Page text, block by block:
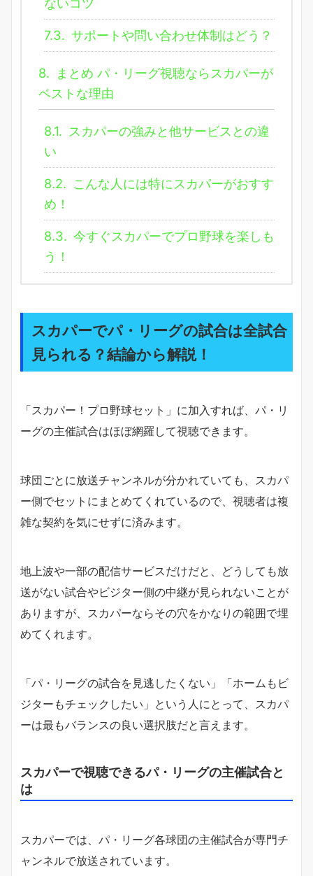
7.3. サポートや問い合わせ体制はどう？
8.
まとめ パ・リーグ視聴ならスカパーが
ベストな理由
8.1. スカパーの強みと他サービスとの違
い
8.2. こんな人には特にスカパーがおすす
め！
8.3. 今すぐスカパーでプロ野球を楽しも
う！
スカパーでパ・リーグの試合は全試合
見られる？結論から解説！
「スカパー！プロ野球セット」に加入すれば、パ・リ
ーグの主催試合はほぼ網羅して視聴できます。
球団ごとに放送チャンネルが分かれていても、スカパ
ー側でセットにまとめてくれているので、視聴者は複
雑な契約を気にせずに済みます。
地上波や一部の配信サービスだけだと、どうしても放
送がない試合やビジター側の中継が見られないことが
ありますが、スカパーならその穴をかなりの範囲で埋
めてくれます。
「パ・リーグの試合を見逃したくない」「ホームもビ
ジターもチェックしたい」という人にとって、スカパ
ーは最もバランスの良い選択肢だと言えます。
スカパーで視聴できるパ・リーグの主催試合と
は
スカパーでは、パ・リーグ各球団の主催試合が専門チ
ャンネルで放送されています。